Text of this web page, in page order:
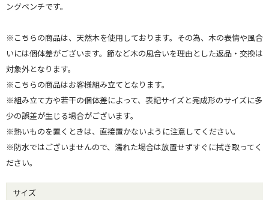
ングベンチです。
※こちらの商品は、天然木を使用しております。その為、木の表情や風合
いには個体差がございます。節など木の風合いを理由とした返品・交換は
対象外となります。
※こちらの商品はお客様組み立てとなります。
※組み立て方や若干の個体差によって、表記サイズと完成形のサイズに多
少の誤差が生じる場合がございます。
※熱いものを置くときは、直接置かないように注意してください。
※防水ではございませんので、濡れた場合は放置せずすぐに拭き取ってく
ださい。
サイズ